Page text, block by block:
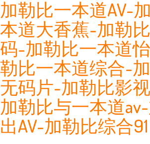
加勒比一本道AV-
本道大香蕉-加勒
码-加勒比一本道
勒比一本道综合-
无码片-加勒比影
加勒比与一本道
出AV-加勒比综合91